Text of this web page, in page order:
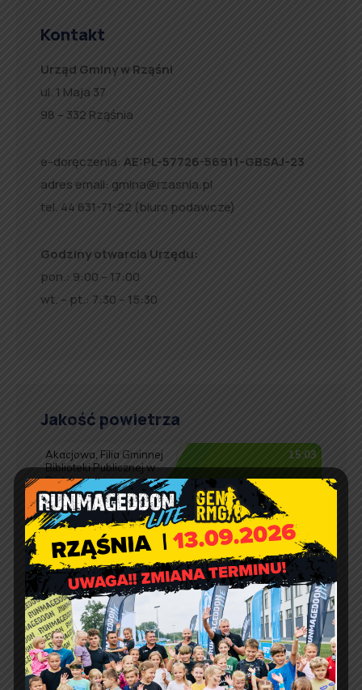
Kontakt
Urząd Gminy w Rząśni
ul. 1 Maja 37
98 – 332 Rząśnia
e-doręczenia: AE:PL-57726-56911-GBSAJ-23
adres email: gmina@rzasnia.pl
tel. 44 631-71-22 (biuro podawcze)
Godziny otwarcia Urzędu:
pon.: 9:00 – 17:00
wt. – pt.: 7:30 – 15:30
Jakość powietrza